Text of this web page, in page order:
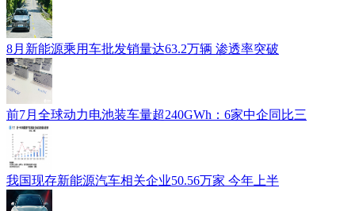
8月新能源乘用车批发销量达63.2万辆 渗透率突破
前7月全球动力电池装车量超240GWh：6家中企同比三
我国现存新能源汽车相关企业50.56万家 今年上半